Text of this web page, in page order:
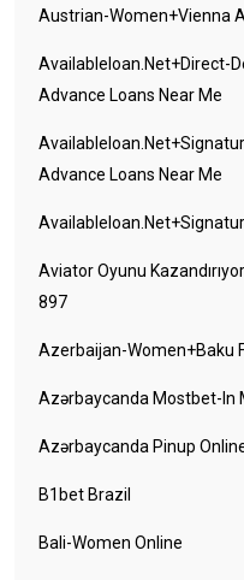
Austrian-Women+vienna
Availableloan.net+direct-
Advance Loans Near Me
Advance Loans Near Me
Aviator Oyunu
897
Azerbaijan-Women+baku
Azərbaycanda Mostbet-In
Azərbaycanda Pinup
B1bet Brazil
Bali-Women Online